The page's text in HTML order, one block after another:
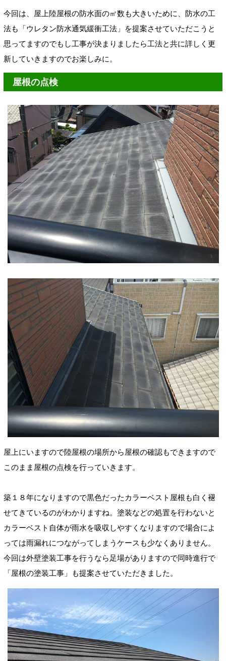
今回は、屋上陸屋根の防水面の㎡数も大きいために、防水の工
法も「ウレタン防水通気緩衝工法」を提案させていただこうと
思ってますのでもし工事が決まりましたら工法と共に詳しく更
新していきますのでお楽しみに。
屋根の点検
屋上にいますので陸屋根の場所から屋根の確認もできますので
このまま屋根の点検を行っていきます。
築１８年になりますので黒色だったカラーベスト屋根も白く褪
せてきているのがわかりますね。塗装などの処置を行わないと
カラーベスト自体が雨水を吸収しやすくなりますので場合によ
っては雨漏れにつながってしまうケースも少なくありません。
今回は外壁塗装工事を行うなら足場がありますので同時進行で
「屋根の塗装工事」も提案させていただきました。